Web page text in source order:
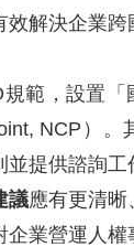
效解決企業
範，設置「
NCP）。
提供諮詢工
議應有更清晰
企業營運人